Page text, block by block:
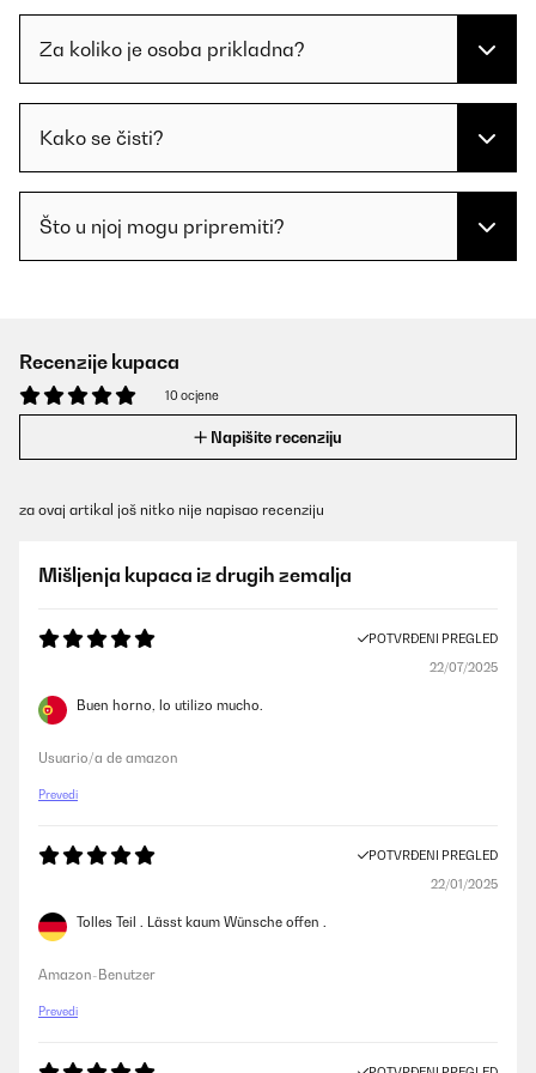
Za koliko je osoba prikladna?
Kako se čisti?
Što u njoj mogu pripremiti?
Recenzije kupaca
10 ocjene
Napišite recenziju
za ovaj artikal još nitko nije napisao recenziju
Mišljenja kupaca iz drugih zemalja
POTVRĐENI PREGLED
22/07/2025
Buen horno, lo utilizo mucho.
Usuario/a de amazon
Prevedi
POTVRĐENI PREGLED
22/01/2025
Tolles Teil . Lässt kaum Wünsche offen .
Amazon-Benutzer
Prevedi